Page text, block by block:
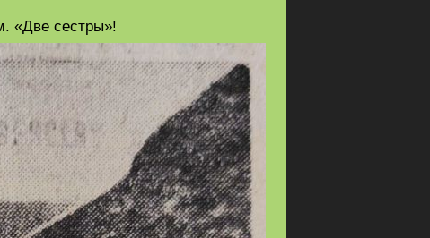
«Две сестры»!